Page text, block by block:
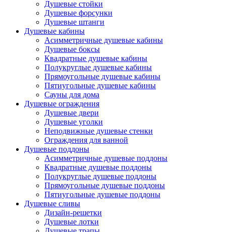
Душевые стойки
Душевые форсунки
Душевые штанги
Душевые кабины
Асимметричные душевые кабины
Душевые боксы
Квадратные душевые кабины
Полукруглые душевые кабины
Прямоугольные душевые кабины
Пятиугольные душевые кабины
Сауны для дома
Душевые ограждения
Душевые двери
Душевые уголки
Неподвижные душевые стенки
Ограждения для ванной
Душевые поддоны
Асимметричные душевые поддоны
Квадратные душевые поддоны
Полукруглые душевые поддоны
Прямоугольные душевые поддоны
Пятиугольные душевые поддоны
Душевые сливы
Дизайн-решетки
Душевые лотки